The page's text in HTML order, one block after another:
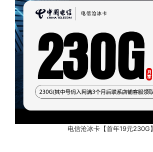
电信沧冰卡【首年19元230G】